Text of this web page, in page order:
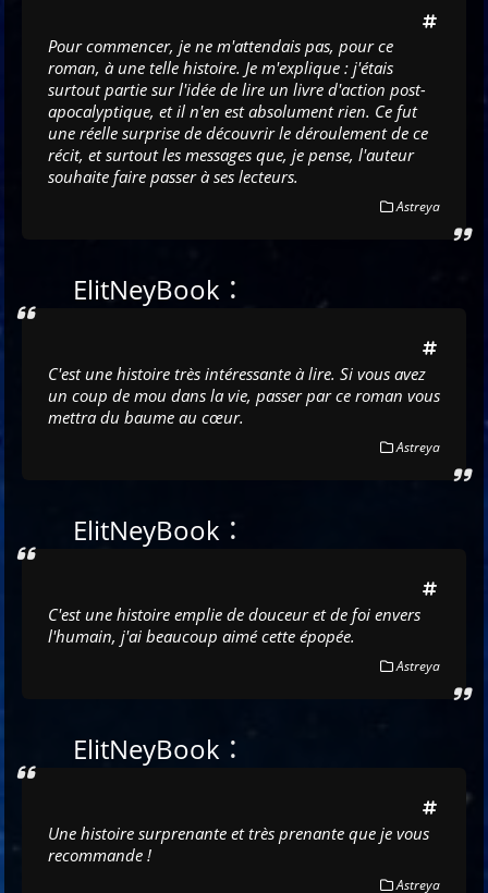
Pour commencer, je ne m'attendais pas, pour ce
roman, à une telle histoire. Je m'explique : j'étais
surtout partie sur l'idée de lire un livre d'action post-
apocalyptique, et il n'en est absolument rien. Ce fut
une réelle surprise de découvrir le déroulement de ce
récit, et surtout les messages que, je pense, l'auteur
souhaite faire passer à ses lecteurs.
Astreya
ElitNeyBook :
C'est une histoire très intéressante à lire. Si vous avez
un coup de mou dans la vie, passer par ce roman vous
mettra du baume au cœur.
Astreya
ElitNeyBook :
C'est une histoire emplie de douceur et de foi envers
l'humain, j'ai beaucoup aimé cette épopée.
Astreya
ElitNeyBook :
Une histoire surprenante et très prenante que je vous
recommande !
Astreya